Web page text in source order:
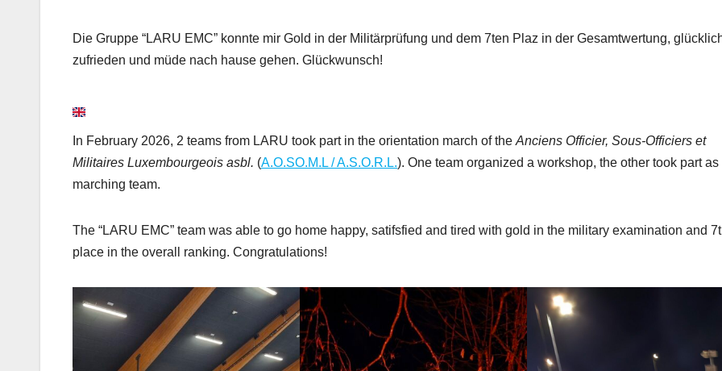
Die Gruppe “LARU EMC” konnte mir Gold in der Militärprüfung und dem 7ten Plaz in der Gesamtwertung,
zufrieden und müde nach hause gehen. Glückwunsch!
In February 2026, 2 teams from LARU took part in the orientation march of the Anciens Officier, Sous-Officiers et
Militaires Luxembourgeois asbl. (A.O.SO.M.L / A.S.O.R.L.). One team organized a workshop, the other took part as
marching team.
The “LARU EMC” team was able to go home happy, satifsfied and tired with gold in the military examination and
place in the overall ranking. Congratulations!